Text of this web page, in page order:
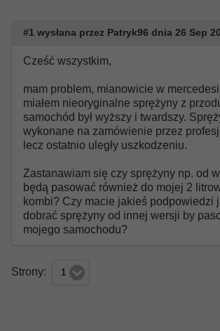
#1 wysłana przez Patryk96 dnia 26 Sep
Cześć wszystkim,
mam problem, mianowicie w
miałem nieoryginalne sprężyny z
samochód był wyższy i twardszy.
wykonane na zamówienie przez
lecz ostatnio uległy uszkodzeniu.
Zastanawiam się czy sprężyny np. od
będą pasować również do mojej 2
kombi? Czy macie jakieś podpowiedzi
dobrać sprężyny od innej wersji by
mojego samochodu?
Strony: 1